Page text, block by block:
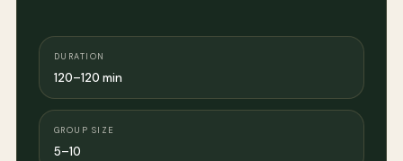
DURATION
120–120 min
GROUP SIZE
5–10